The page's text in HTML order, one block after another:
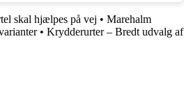
skal hjælpes på vej • Marehalm
• Krydderurter – Bredt udvalg af